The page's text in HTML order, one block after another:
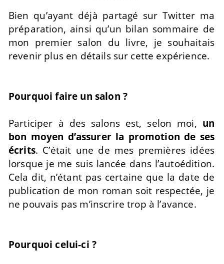
Bien qu’ayant déjà partagé sur Twitter ma
préparation, ainsi qu’un bilan sommaire de
mon premier salon du livre, je souhaitais
revenir plus en détails sur cette expérience.
Pourquoi faire un salon ?
Participer à des salons est, selon moi, un
bon moyen d’assurer la promotion de ses
écrits. C’était une de mes premières idées
lorsque je me suis lancée dans l’autoédition.
Cela dit, n’étant pas certaine que la date de
publication de mon roman soit respectée, je
ne pouvais pas m’inscrire trop à l’avance.
Pourquoi celui-ci ?